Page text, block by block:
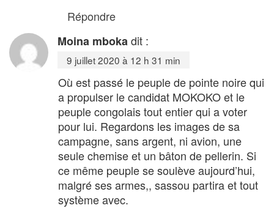
Répondre
Moina mbokadit :
9 juillet 2020 à 12 h 31 min
Où est passé le peuple de pointe noire qui
a propulser le candidat MOKOKO et le
peuple congolais tout entier qui a voter
pour lui. Regardons les images de sa
campagne, sans argent, ni avion, une
seule chemise et un bâton de pellerin. Si
ce même peuple se soulève aujourd’hui,
malgré ses armes,, sassou partira et tout
système avec.